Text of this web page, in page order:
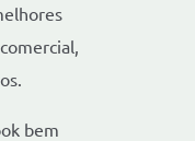
bem